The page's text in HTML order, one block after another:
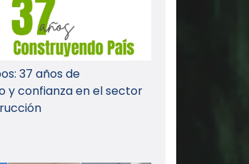
37 años de
y confianza en el sector